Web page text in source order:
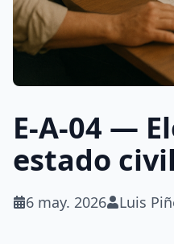
E-A-04 —
estado
6 may. 2026 Luis